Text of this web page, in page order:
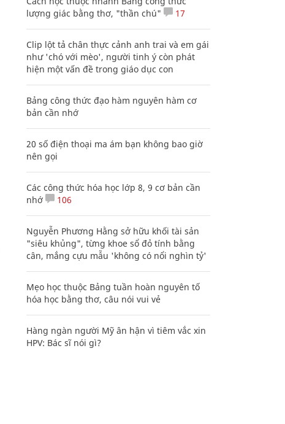
lượng giác bằng thơ, "thần chú"
17
Clip lột tả chân thực cảnh anh trai và em gái
như 'chó với mèo', người tinh ý còn phát
hiện một vấn đề trong giáo dục con
Bảng công thức đạo hàm nguyên hàm cơ
bản cần nhớ
20 số điện thoại ma ám bạn không bao giờ
nên gọi
Các công thức hóa học lớp 8, 9 cơ bản cần
nhớ
106
Nguyễn Phương Hằng sở hữu khối tài sản
"siêu khủng", từng khoe sổ đỏ tính bằng
cân, mắng cựu mẫu 'không có nổi nghìn tỷ'
Mẹo học thuộc Bảng tuần hoàn nguyên tố
hóa học bằng thơ, câu nói vui vẻ
Hàng ngàn người Mỹ ân hận vì tiêm vắc xin
HPV: Bác sĩ nói gì?